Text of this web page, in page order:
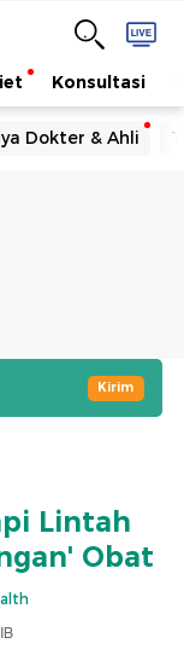
Konsultasi
Dokter & Ahli
Kirim
Lintah
Obat